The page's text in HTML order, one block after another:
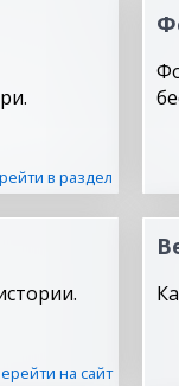
в раздел
на сайт